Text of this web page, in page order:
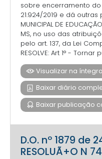
sobre encerramento do
21.924/2019 e dá outras
MUNICIPAL DE
MS, no uso das
pelo art. 137, da Lei
RESOLVE: Art 1° -
Visualizar na íntegra
Baixar diário
Baixar publicação
D.O. nº 1879 de
RESOLUÃ+O N